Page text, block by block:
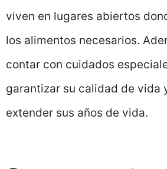
viven en lugares abiertos
los alimentos necesarios.
contar con cuidados
garantizar su calidad de vida
extender sus años de vida.